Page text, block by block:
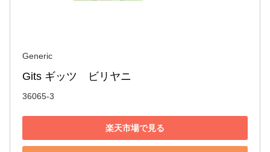
Generic
Gits ギッツ　ビリヤニ
36065-3
楽天市場で見る